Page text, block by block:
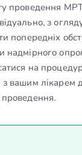
проведення
з
попередніх
надмірного
на
з вашим лікарем